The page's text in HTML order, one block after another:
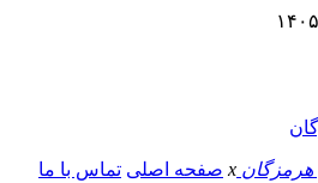
x صفحه اصلی تماس با ما